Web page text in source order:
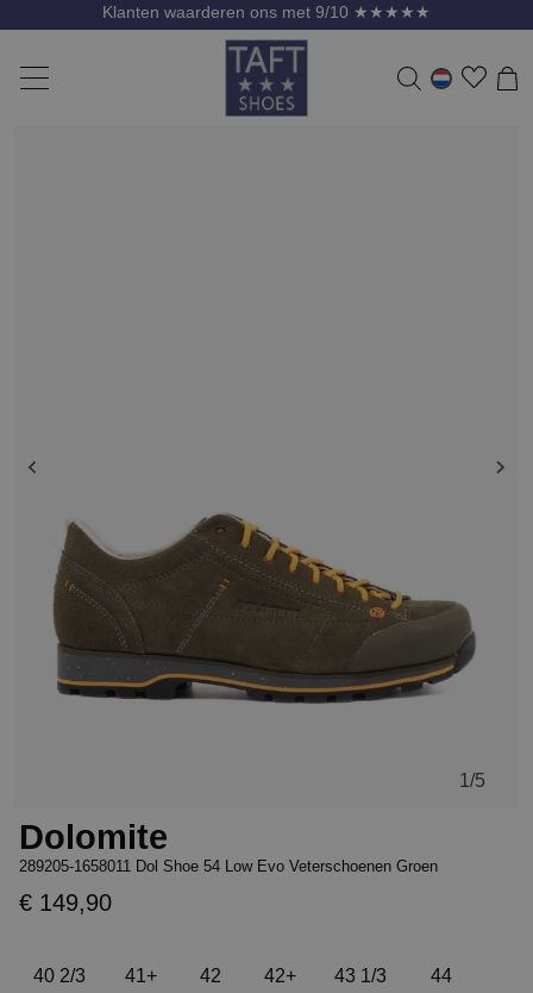
Klanten waarderen ons met 9/10 ★★★★★
1 /5
Dolomite
289205-1658011 Dol Shoe 54 Low Evo Veterschoenen Groen
€ 149,90
40 2/3 41+ 42 42+ 43 1/3 44